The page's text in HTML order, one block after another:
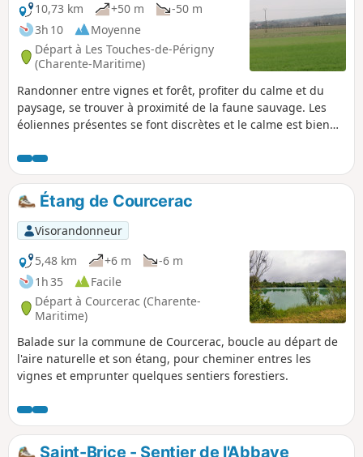
10,73 km
+50 m
-50 m
3h 10
Moyenne
Départ à Les Touches-de-Périgny
(Charente-Maritime)
Randonner entre vignes et forêt, profiter du calme et du
paysage, se trouver à proximité de la faune sauvage. Les
éoliennes présentes se font discrètes et le calme est bien
Étang de Courcerac
Visorandonneur
5,48 km
+6 m
-6 m
1h 35
Facile
Départ à Courcerac (Charente-
Maritime)
Balade sur la commune de Courcerac, boucle au départ de
l'aire naturelle et son étang, pour cheminer entres les
vignes et emprunter quelques sentiers forestiers.
Saint-Brice - Sentier de l'Abbaye